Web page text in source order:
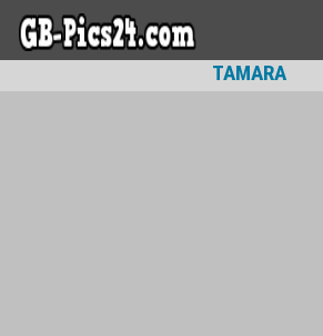
TAMARA